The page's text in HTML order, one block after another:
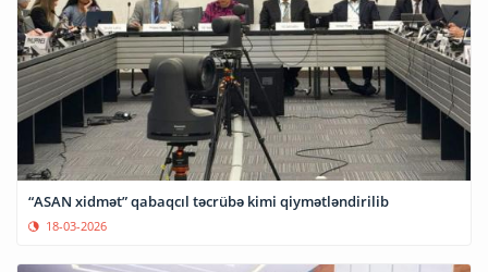
“ASAN xidmət” qabaqcıl təcrübə kimi qiymətləndirilib
18-03-2026